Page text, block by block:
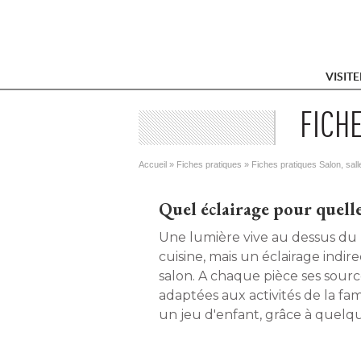
Vous êtes ici
Accueil » Fiches pratiques » Fiches pratiques Salon,
Quel éclairage pour
Une lumière vive au dessus
cuisine, mais un éclairage
salon. A chaque pièce ses
adaptées aux activités de la
un jeu d'enfant, grâce à